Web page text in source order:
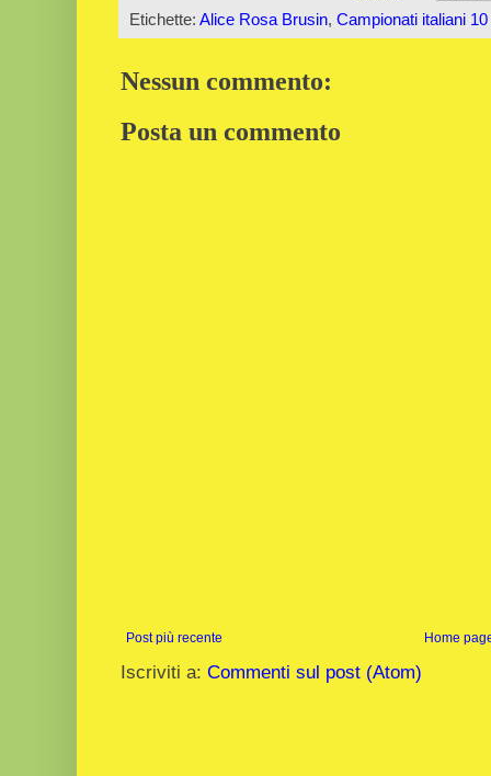
Etichette: Alice Rosa Brusin, Campionati italiani
Nessun commento:
Posta un commento
Post più recente Home
Iscriviti a: Commenti sul post (Atom)